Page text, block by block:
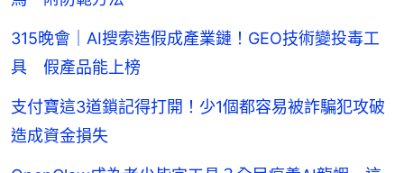
315晚會｜AI搜索造假成產業鏈！GEO技術變投毒工
具 假產品能上榜
支付寶這3道鎖記得打開！少1個都容易被詐騙犯攻破
造成資金損失